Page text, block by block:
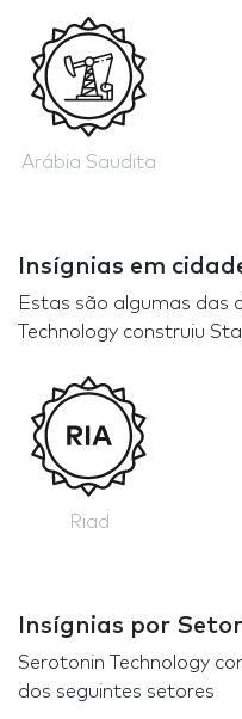
Arábia Saudita
Insígnias em
Estas são algumas das
Technology construiu
Riad
Insígnias por Setor
Serotonin Technology
dos seguintes setores